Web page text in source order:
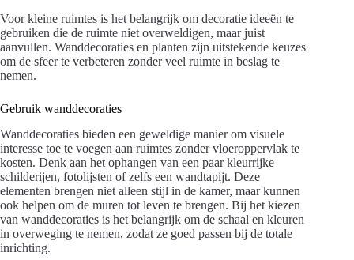
Voor kleine ruimtes is het belangrijk om decoratie ideeën te
gebruiken die de ruimte niet overweldigen, maar juist
aanvullen. Wanddecoraties en planten zijn uitstekende keuzes
om de sfeer te verbeteren zonder veel ruimte in beslag te
nemen.
Gebruik wanddecoraties
Wanddecoraties bieden een geweldige manier om visuele
interesse toe te voegen aan ruimtes zonder vloeroppervlak te
kosten. Denk aan het ophangen van een paar kleurrijke
schilderijen, fotolijsten of zelfs een wandtapijt. Deze
elementen brengen niet alleen stijl in de kamer, maar kunnen
ook helpen om de muren tot leven te brengen. Bij het kiezen
van wanddecoraties is het belangrijk om de schaal en kleuren
in overweging te nemen, zodat ze goed passen bij de totale
inrichting.